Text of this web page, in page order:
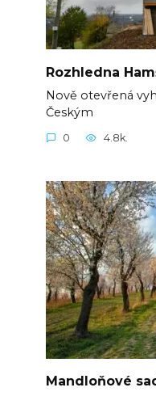
Rozhledna
Nově otevřená
Českým
0 4.8k.
Mandloňové